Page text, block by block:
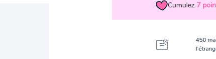
Cumulez 7
450